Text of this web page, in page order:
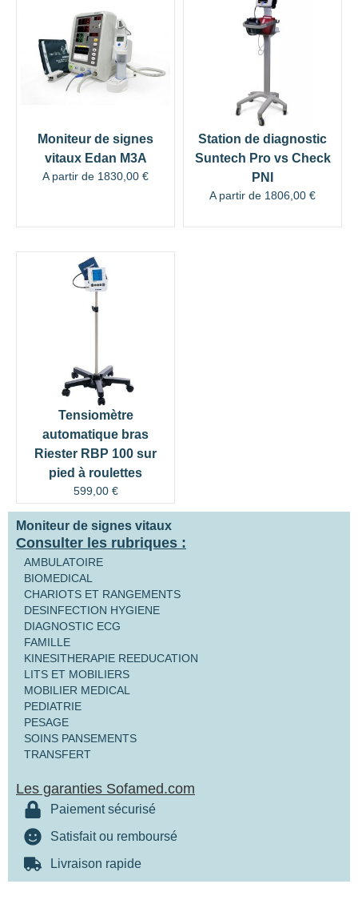
Moniteur de signes vitaux
Consulter les rubriques :
AMBULATOIRE
BIOMEDICAL
CHARIOTS ET RANGEMENTS
DESINFECTION HYGIENE
DIAGNOSTIC ECG
FAMILLE
KINESITHERAPIE REEDUCATION
LITS ET MOBILIERS
MOBILIER MEDICAL
PEDIATRIE
PESAGE
SOINS PANSEMENTS
TRANSFERT
Les garanties Sofamed.com
Paiement sécurisé
Satisfait ou remboursé
Livraison rapide
Moniteur de signes
vitaux Edan M3A
A partir de 1830,00 €
Station de diagnostic
Suntech Pro vs Check
PNI
A partir de 1806,00 €
Tensiomètre
automatique bras
Riester RBP 100 sur
pied à roulettes
599,00 €